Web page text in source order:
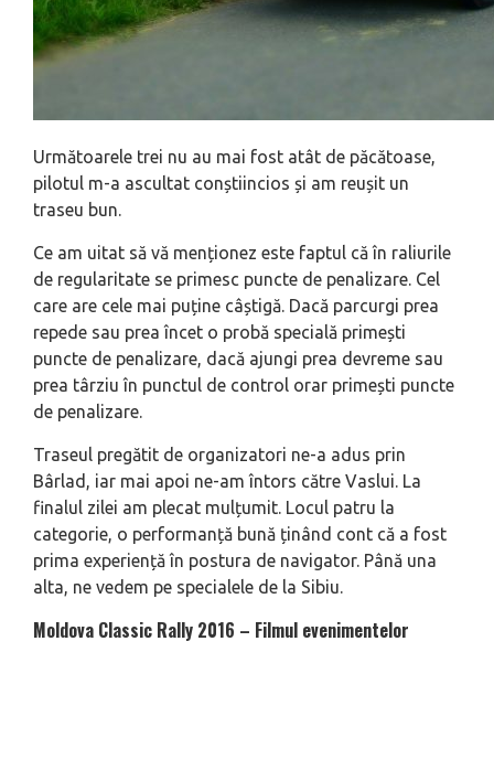
Următoarele trei nu au mai fost atât de păcătoase,
pilotul m-a ascultat conștiincios și am reușit un
traseu bun.
Ce am uitat să vă menționez este faptul că în raliurile
de regularitate se primesc puncte de penalizare. Cel
care are cele mai puține câștigă. Dacă parcurgi prea
repede sau prea încet o probă specială primești
puncte de penalizare, dacă ajungi prea devreme sau
prea târziu în punctul de control orar primești puncte
de penalizare.
Traseul pregătit de organizatori ne-a adus prin
Bârlad, iar mai apoi ne-am întors către Vaslui. La
finalul zilei am plecat mulțumit. Locul patru la
categorie, o performanță bună ținând cont că a fost
prima experiență în postura de navigator. Până una
alta, ne vedem pe specialele de la Sibiu.
Moldova Classic Rally 2016 – Filmul evenimentelor